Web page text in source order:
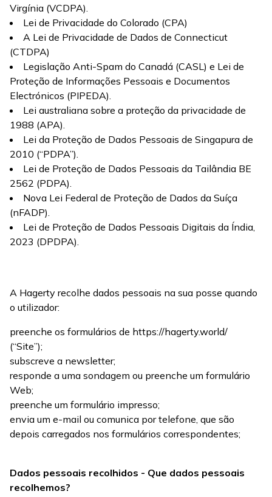
Virgínia (VCDPA).
Lei de Privacidade do Colorado (CPA)
A Lei de Privacidade de Dados de Connecticut
(CTDPA)
Legislação Anti-Spam do Canadá (CASL) e Lei de
Proteção de Informações Pessoais e Documentos
Electrónicos (PIPEDA).
Lei australiana sobre a proteção da privacidade de
1988 (APA).
Lei da Proteção de Dados Pessoais de Singapura de
2010 (“PDPA”).
Lei de Proteção de Dados Pessoais da Tailândia BE
2562 (PDPA).
Nova Lei Federal de Proteção de Dados da Suíça
(nFADP).
Lei de Proteção de Dados Pessoais Digitais da Índia,
2023 (DPDPA).
A Hagerty recolhe dados pessoais na sua posse quando
o utilizador:
preenche os formulários de https://hagerty.world/
(“Site”);
subscreve a newsletter;
responde a uma sondagem ou preenche um formulário
Web;
preenche um formulário impresso;
envia um e-mail ou comunica por telefone, que são
depois carregados nos formulários correspondentes;
Dados pessoais recolhidos - Que dados pessoais
recolhemos?